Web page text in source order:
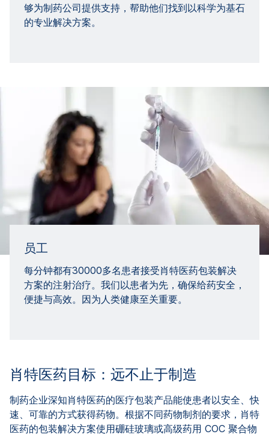
够为制药公司提供支持，帮助他们找到以科学为基石
的专业解决方案。
员工
每分钟都有30000多名患者接受肖特医药包装解决
方案的注射治疗。我们以患者为先，确保给药安全，
便捷与高效。因为人类健康至关重要。
肖特医药目标：远不止于制造
制药企业深知肖特医药的医疗包装产品能使患者以安全、快
速、可靠的方式获得药物。根据不同药物制剂的要求，肖特
医药的包装解决方案使用硼硅玻璃或高级药用 COC 聚合物